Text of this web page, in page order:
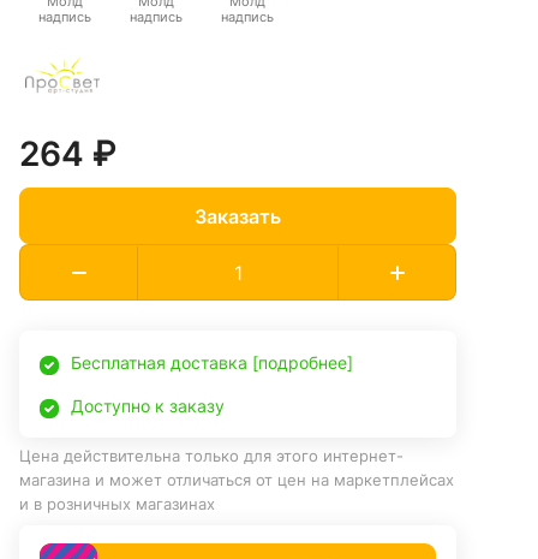
надпись
надпись
надпись
264 ₽
Заказать
Бесплатная доставка [подробнее]
Доступно к заказу
Цена действительна только для этого интернет-
магазина и может отличаться от цен на маркетплейсах
и в розничных магазинах